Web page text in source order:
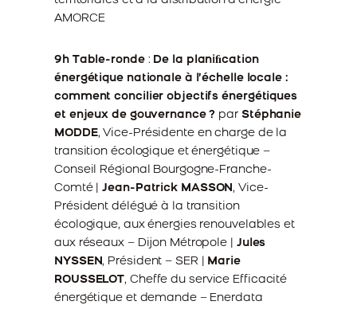
AMORCE
9h Table-ronde: De la planiﬁcation
énergétique nationale à l’échelle locale :
comment concilier objectifs énergétiques
et enjeux de gouvernance ? par Stéphanie
MODDE, Vice-Présidente en charge de la
transition écologique et énergétique –
Conseil Régional Bourgogne-Franche-
Comté |Jean-Patrick MASSON, Vice-
Président délégué à la transition
écologique, aux énergies renouvelables et
aux réseaux – Dijon Métropole | Jules
NYSSEN, Président – SER |
Marie
ROUSSELOT, Cheffe du service Efficacité
énergétique et demande – Enerdata